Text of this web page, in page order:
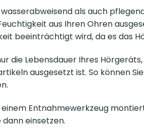
als auch
aus Ihren Ohren
beeinträchtigt wird, da es das
die Lebensdauer Ihres
ausgesetzt ist. So können
Entnahmewerkzeug
einsetzen.